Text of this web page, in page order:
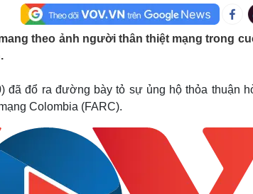
Thể thao
Thế giới thể thao
eSports
Hậu trường
Ô tô - Xe máy
Tư vấn
Sân khấu - Điện ảnh
Văn học
Âm nhạc
Nghệ sĩ
Thời trang
Sao Việt
theo ảnh người thân thiệt mạng trong
đã đổ ra đường bày tỏ sự ủng hộ thỏa thuận
Colombia (FARC).